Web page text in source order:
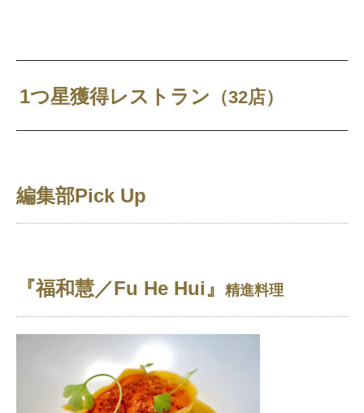
1つ星獲得レストラン （32店）
編集部Pick Up
『福和慧／Fu He Hui』 精進料理